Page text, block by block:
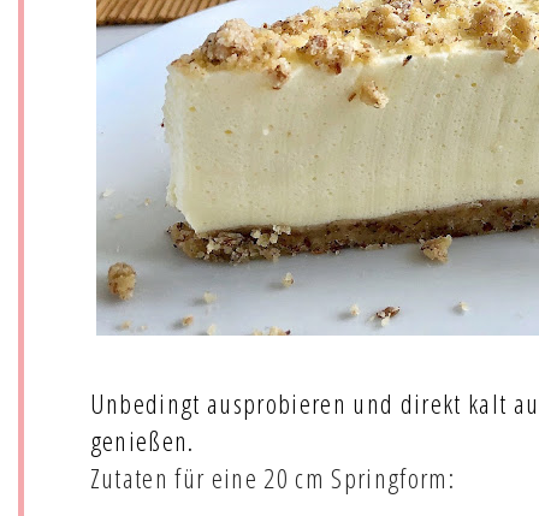
Unbedingt ausprobieren und direkt kalt
genießen.
Zutaten für eine 20 cm Springform: